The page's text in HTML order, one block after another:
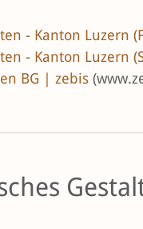
- Kanton Luzern
- Kanton Luzern
BG | zebis